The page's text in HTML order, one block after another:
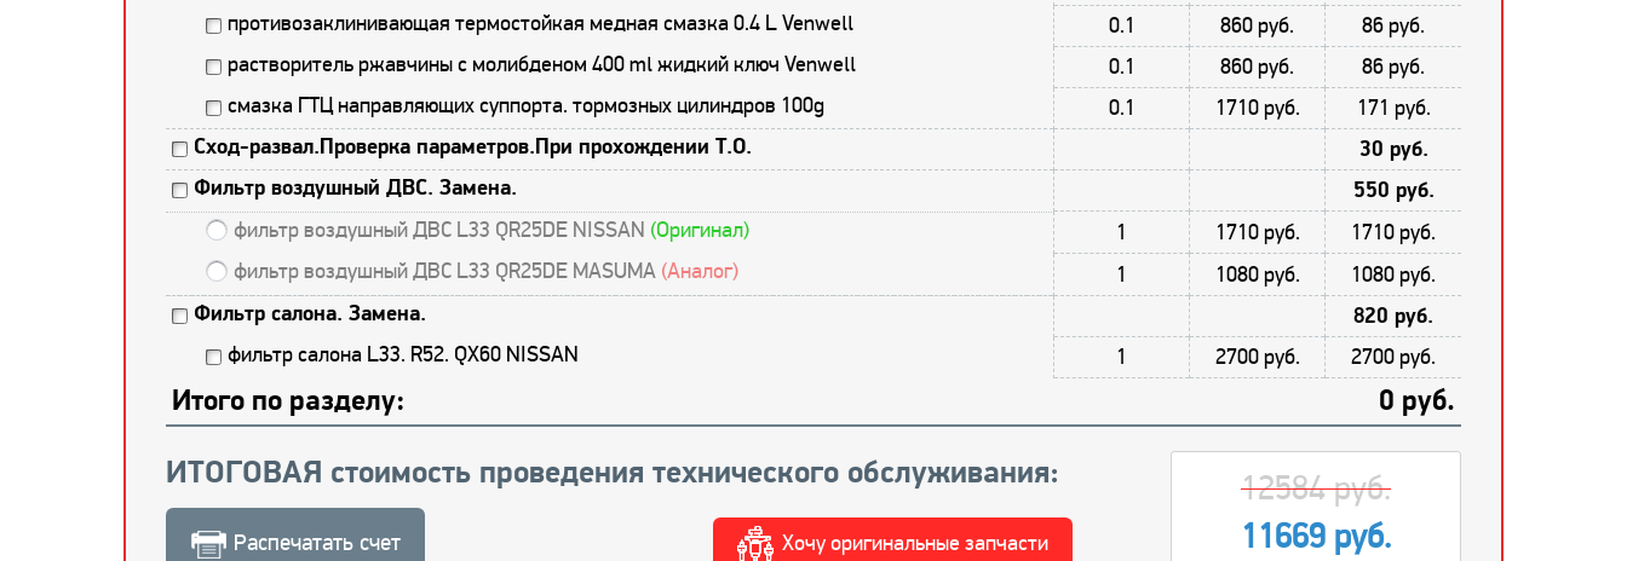
противозаклинивающая термостойкая медная смазка 0.4 L Venwell
0.1 860 руб.
86 руб.
растворитель ржавчины с молибденом 400 ml жидкий ключ Venwell
0.1 860 руб.
86 руб.
смазка ГТЦ направляющих суппорта. тормозных цилиндров 100g
0.1 1710 руб. 171 руб.
Сход-развал.Проверка параметров.При прохождении Т.О.
30 руб.
Фильтр воздушный ДВС. Замена.
550 руб.
фильтр воздушный ДВС L33 QR25DE NISSAN (Оригинал) 1 1710 руб.
1710 руб.
фильтр воздушный ДВС L33 QR25DE MASUMA (Аналог) 1 1080 руб. 1080 руб.
Фильтр салона. Замена. 820 руб.
фильтр салона L33. R52. QX60 NISSAN 1 2700 руб. 2700 руб.
Итого по разделу: 0 руб.
ИТОГОВАЯ стоимость проведения технического обслуживания:
Распечатать счет Хочу оригинальные запчасти
12584 руб.
11669 руб.